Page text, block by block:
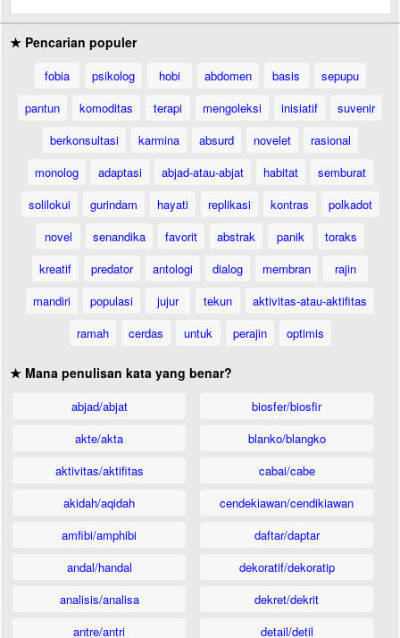
★ Pencarian populer
fobia psikolog hobi abdomen basis
sepupu
pantun
komoditas terapi mengoleksi inisiatif
suvenir
berkonsultasi
karmina absurd novelet
rasional
monolog
adaptasi abjad-atau-abjat habitat
semburat
solilokui
gurindam hayati replikasi kontras
polkadot
novel
senandika favorit abstrak panik
toraks
kreatif
predator antologi dialog membran
rajin
mandiri
populasi jujur tekun
aktivitas-atau-aktifitas
ramah
cerdas untuk perajin optimis
★ Mana penulisan kata yang benar?
abjad/abjat
akte/akta
aktivitas/aktifitas
akidah/aqidah
amfibi/amphibi
andal/handal
analisis/analisa
antre/antri
biosfer/biosfir
blanko/blangko
cabai/cabe
cendekiawan/cendikiawan
daftar/daptar
dekoratif/dekoratip
dekret/dekrit
detail/detil